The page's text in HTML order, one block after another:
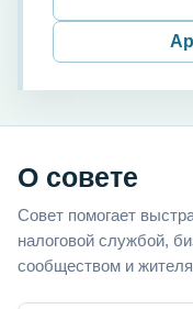
О совете
Совет помогает
налоговой службой,
сообществом и